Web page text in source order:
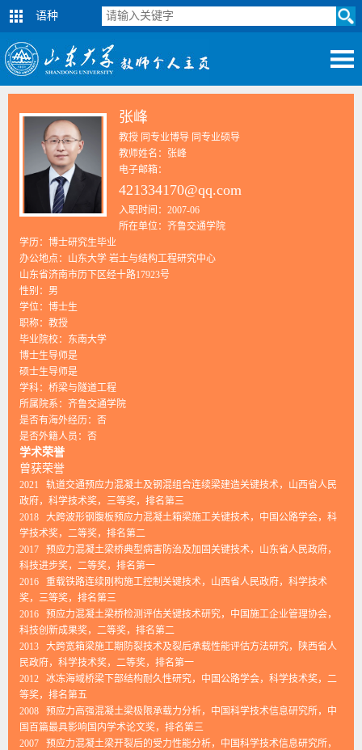
语种
张峰
教授 同专业博导 同专业硕导
教师姓名：张峰
电子邮箱：
421334170@qq.com
入职时间：2007-06
所在单位：齐鲁交通学院
学历：博士研究生毕业
办公地点：山东大学 岩土与结构工程研究中心
山东省济南市历下区经十路17923号
性别：男
学位：博士生
职称：教授
毕业院校：东南大学
博士生导师是
硕士生导师是
学科：桥梁与隧道工程
所属院系：齐鲁交通学院
是否有海外经历：否
是否外籍人员：否
学术荣誉
曾获荣誉
2021 轨道交通预应力混凝土及钢混组合连续梁建造关键技术，山西省人民
政府，科学技术奖，三等奖，排名第三
2018 大跨波形钢腹板预应力混凝土箱梁施工关键技术，中国公路学会，科
学技术奖，二等奖，排名第二
2017 预应力混凝土梁桥典型病害防治及加固关键技术，山东省人民政府，
科技进步奖，二等奖，排名第一
2016 重载铁路连续刚构施工控制关键技术，山西省人民政府，科学技术
奖，三等奖，排名第三
2016 预应力混凝土梁桥检测评估关键技术研究，中国施工企业管理协会，
科技创新成果奖，二等奖，排名第二
2013 大跨宽箱梁施工期防裂技术及裂后承载性能评估方法研究，陕西省人
民政府，科学技术奖，二等奖，排名第一
2012 冰冻海域桥梁下部结构耐久性研究，中国公路学会，科学技术奖，二
等奖，排名第五
2008 预应力高强混凝土梁极限承载力分析，中国科学技术信息研究所，中
国百篇最具影响国内学术论文奖，排名第三
2007 预应力混凝土梁开裂后的受力性能分析，中国科学技术信息研究所，